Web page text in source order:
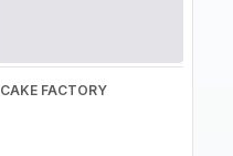
CAKE FACTORY